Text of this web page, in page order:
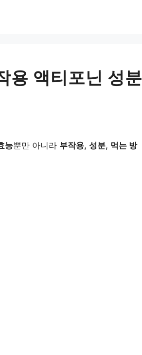
용 액티포닌 성분
능뿐만 아니라 부작용, 성분, 먹는 방